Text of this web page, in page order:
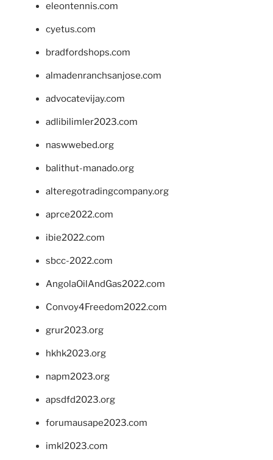
eleontennis.com
cyetus.com
bradfordshops.com
almadenranchsanjose.com
advocatevijay.com
adlibilimler2023.com
naswwebed.org
balithut-manado.org
alteregotradingcompany.org
aprce2022.com
ibie2022.com
sbcc-2022.com
AngolaOilAndGas2022.com
Convoy4Freedom2022.com
grur2023.org
hkhk2023.org
napm2023.org
apsdfd2023.org
forumausape2023.com
imkl2023.com